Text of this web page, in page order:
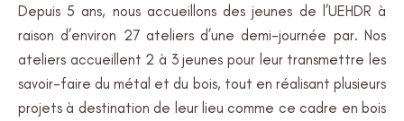
Depuis 5 ans, nous accueillons des jeunes de l’UEHDR à
raison d’environ 27 ateliers d’une demi-journée par. Nos
ateliers accueillent 2 à 3 jeunes pour leur transmettre les
savoir-faire du métal et du bois, tout en réalisant plusieurs
projets à destination de leur lieu comme ce cadre en bois